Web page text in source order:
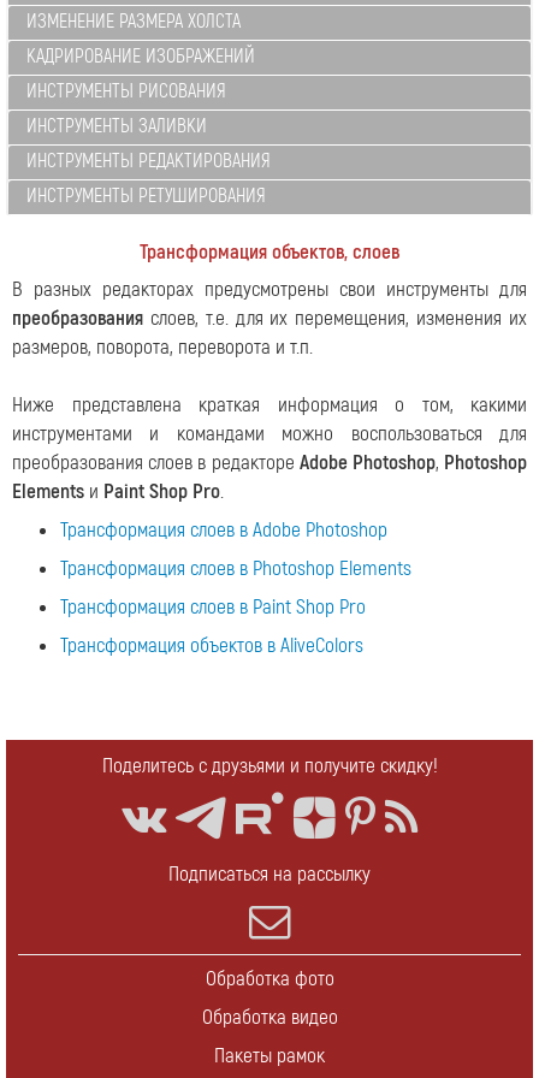
ИЗМЕНЕНИЕ РАЗМЕРА ХОЛСТА
КАДРИРОВАНИЕ ИЗОБРАЖЕНИЙ
ИНСТРУМЕНТЫ РИСОВАНИЯ
ИНСТРУМЕНТЫ ЗАЛИВКИ
ИНСТРУМЕНТЫ РЕДАКТИРОВАНИЯ
ИНСТРУМЕНТЫ РЕТУШИРОВАНИЯ
Трансформация объектов, слоев
В разных редакторах предусмотрены свои инструменты для
преобразования слоев, т.е. для их перемещения, изменения их
размеров, поворота, переворота и т.п.
Ниже представлена краткая информация о том, какими
инструментами и командами можно воспользоваться для
преобразования слоев в редакторе Adobe Photoshop, Photoshop
Elements и Paint Shop Pro.
Трансформация слоев в Adobe Photoshop
Трансформация слоев в Photoshop Elements
Трансформация слоев в Paint Shop Pro
Трансформация объектов в AliveColors
Поделитесь с друзьями и получите скидку!
Подписаться на рассылку
Обработка фото
Обработка видео
Пакеты рамок